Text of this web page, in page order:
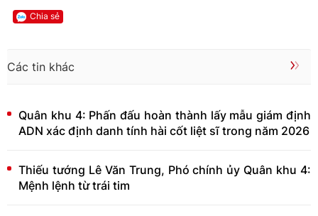
Chia sẻ
Các tin khác
Quân khu 4: Phấn đấu hoàn thành lấy mẫu giám định
ADN xác định danh tính hài cốt liệt sĩ trong năm 2026
Thiếu tướng Lê Văn Trung, Phó chính ủy Quân khu 4:
Mệnh lệnh từ trái tim